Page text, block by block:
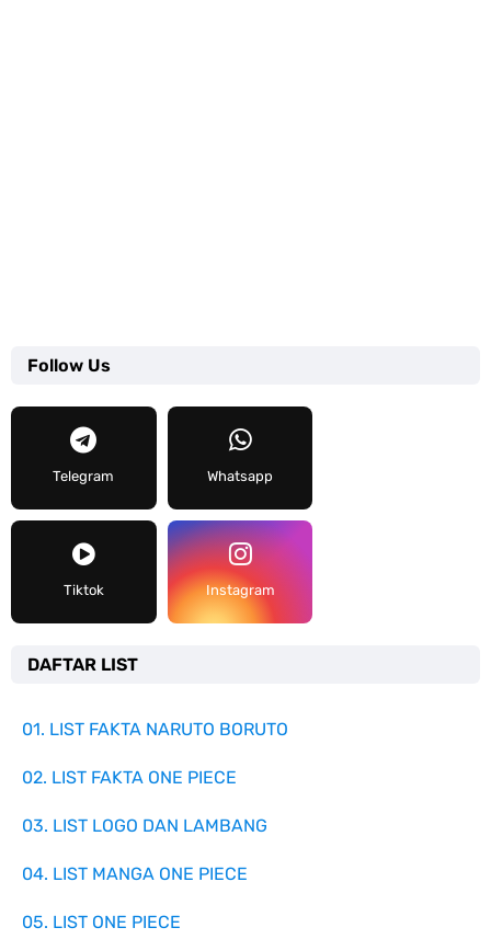
Follow Us
Telegram Whatsapp
Tiktok Instagram
DAFTAR LIST
01. LIST FAKTA NARUTO BORUTO
02. LIST FAKTA ONE PIECE
03. LIST LOGO DAN LAMBANG
04. LIST MANGA ONE PIECE
05. LIST ONE PIECE